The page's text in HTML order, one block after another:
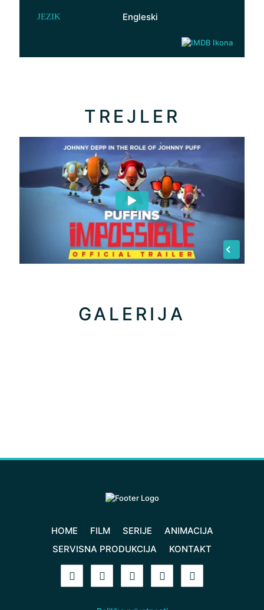
JEZIK Engleski
TREJLER
GALERIJA
HOME FILM SERIJE
ANIMACIJA
SERVISNA PRODUKCIJA
KONTAKT